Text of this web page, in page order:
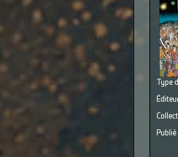
Type
Publié